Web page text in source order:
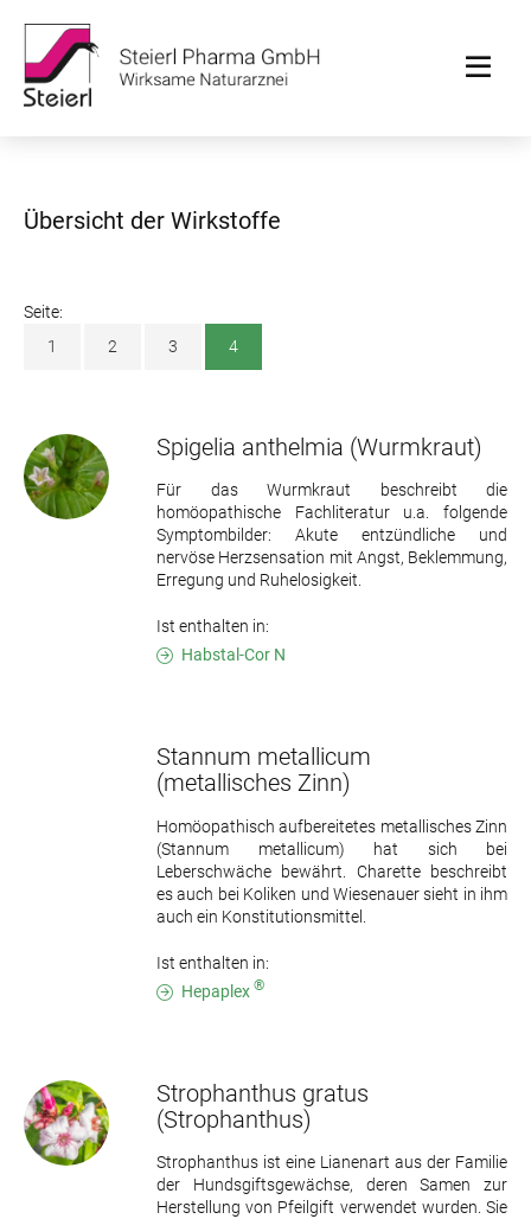
Übersicht der Wirkstoffe
Seite:
1
2 3 4
Spigelia anthelmia (Wurmkraut)
Für das Wurmkraut beschreibt die
homöopathische Fachliteratur u.a. folgende
Symptombilder: Akute entzündliche und
nervöse Herzsensation mit Angst, Beklemmung,
Erregung und Ruhelosigkeit.
Ist enthalten in:
Habstal-Cor N
Stannum metallicum
(metallisches Zinn)
Homöopathisch aufbereitetes metallisches Zinn
(Stannum metallicum) hat sich bei
Leberschwäche bewährt. Charette beschreibt
es auch bei Koliken und Wiesenauer sieht in ihm
auch ein Konstitutionsmittel.
Ist enthalten in:
Hepaplex ®
Strophanthus gratus
(Strophanthus)
Strophanthus ist eine Lianenart aus der Familie
der Hundsgiftsgewächse, deren Samen zur
Herstellung von Pfeilgift verwendet wurden. Sie